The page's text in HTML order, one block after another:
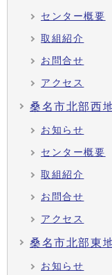
センター概要
取組紹介
お問合せ
アクセス
桑名市北部西
お知らせ
センター概要
取組紹介
お問合せ
アクセス
桑名市北部東
お知らせ